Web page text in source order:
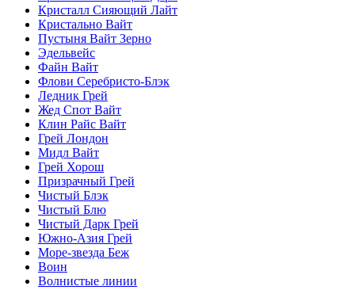
Кристалл Сияющий Лайт
Кристально Вайт
Пустыня Вайт Зерно
Эдельвейс
Файн Вайт
Флови Серебристо-Блэк
Ледник Грей
Жед Спот Вайт
Клин Райс Вайт
Грей Лондон
Мидл Вайт
Грей Хорош
Призрачный Грей
Чистый Блэк
Чистый Блю
Чистый Дарк Грей
Южно-Азия Грей
Море-звезда Беж
Воин
Волнистые линии